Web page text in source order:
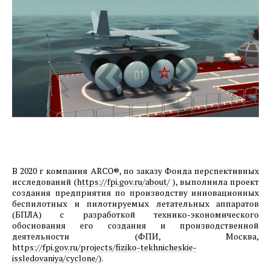
07.01.2025
ОЭЗ Красноярская Технологическая Долина.
Итоги строительного сезона 2024 года.
Завершающая фаза строительства первого
этапа машиностроительного предприятия ООО
«Хенкон Сибирь».
(г. Дзержинск, Нижегородская область). Декабрь
2024г.
05.11.2024
Фотоотчет о ходе строительства1-й очереди
машиностроительного предприятия ООО
«Хенкон Сибирь» на территории ОЭЗ
В 2020 г компания АRCO®, по заказу Фонда перспективных
исследований (https://fpi.gov.ru/about/ ), выполнила проект
создания предприятия по производству инновационных
беспилотных и пилотируемых летательных аппаратов
(БПЛА) с разработкой технико-экономического
обоснования его создания и производственной
деятельности (ФПИ, Москва,
https://fpi.gov.ru/projects/fiziko-tekhnicheskie-
issledovaniya/cyclone/).